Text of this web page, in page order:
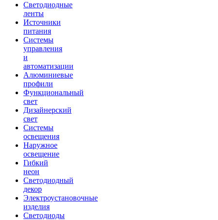
Светодиодные
ленты
Источники
питания
Системы
управления
и
автоматизации
Алюминиевые
профили
Функциональный
свет
Дизайнерский
свет
Системы
освещения
Наружное
освещение
Гибкий
неон
Светодиодный
декор
Электроустановочные
изделия
Светодиоды